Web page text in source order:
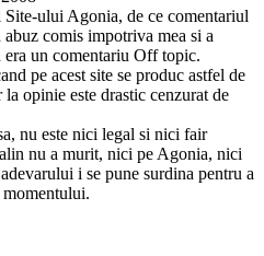
ului Agonia, de ce comentariul
comis impotriva mea si a
un comentariu Off topic.
pe acest site se produc astfel de
opinie este drastic cenzurat de
nu este nici legal si nici fair
nu a murit, nici pe Agonia, nici
i se pune surdina pentru a